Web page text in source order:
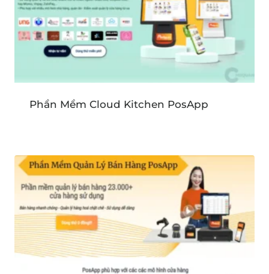
Phần Mềm Cloud Kitchen PosApp